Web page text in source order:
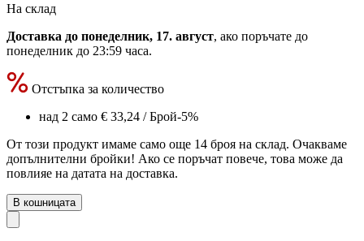
На склад
Доставка до понеделник, 17. август, ако поръчате до
понеделник до 23:59 часа.
Отстъпка за количество
над 2 само € 33,24 / Брой-5%
От този продукт имаме само още 14 броя на склад. Очакваме
допълнителни бройки! Ако се поръчат повече, това може да
повлияе на датата на доставка.
В кошницата